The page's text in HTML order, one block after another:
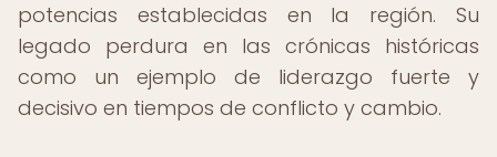
potencias establecidas en la región. Su
legado perdura en las crónicas históricas
como un ejemplo de liderazgo fuerte y
decisivo en tiempos de conflicto y cambio.